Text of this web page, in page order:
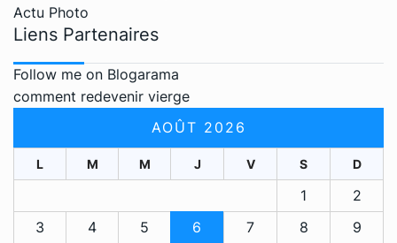
Actu Photo
Liens Partenaires
Follow me on Blogarama
comment redevenir vierge
AOÛT 2026
L M M J V S D
1
2
3
4 5 6 7 8
9